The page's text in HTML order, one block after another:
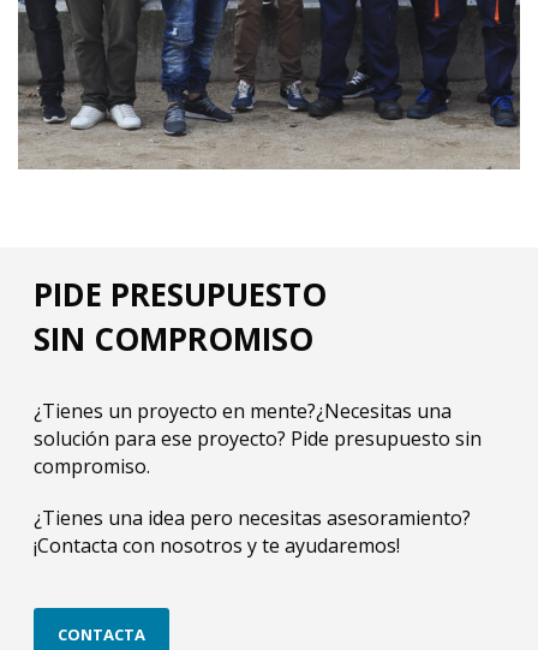
PIDE PRESUPUESTO
SIN COMPROMISO
¿Tienes un proyecto en mente?¿Necesitas una
solución para ese proyecto? Pide presupuesto sin
compromiso.
¿Tienes una idea pero necesitas asesoramiento?
¡Contacta con nosotros y te ayudaremos!
CONTACTA